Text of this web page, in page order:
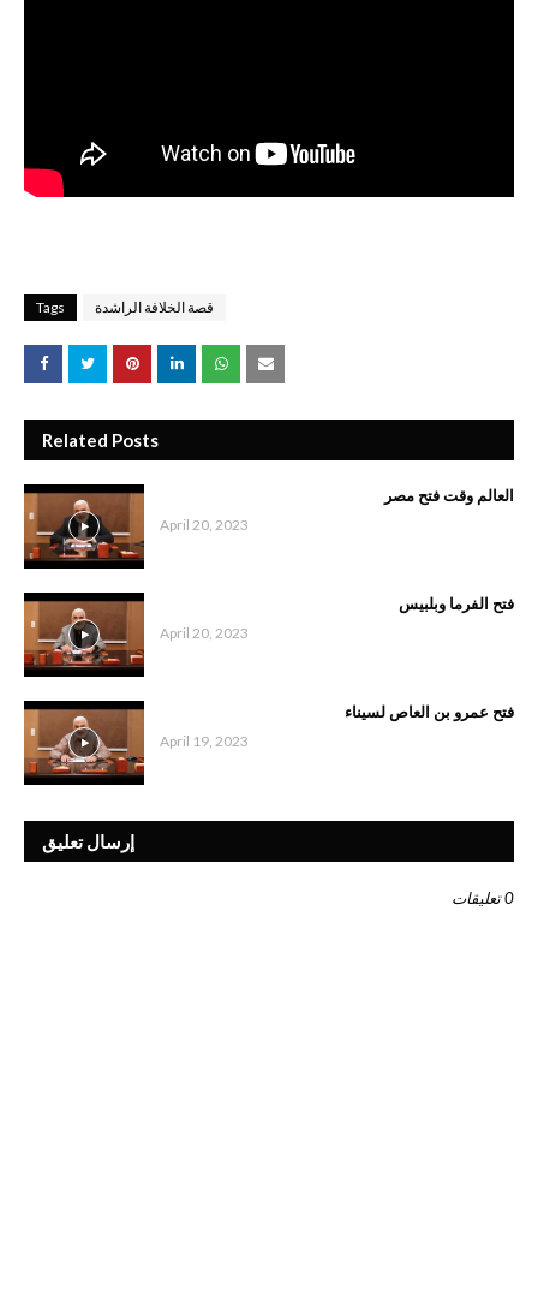
Tags قصة الخلافة الراشدة
Related Posts
العالم وقت فتح مصر
April 20, 2023
فتح الفرما وبلبيس
April 20, 2023
فتح عمرو بن العاص لسيناء
April 19, 2023
إرسال تعليق
0 تعليقات